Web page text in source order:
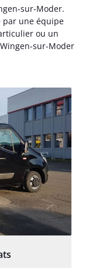
sur-Moder.
par une équipe
ou un
sur-Moder